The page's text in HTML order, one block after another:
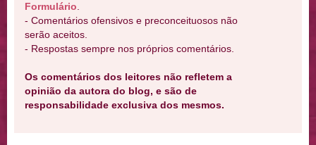
Formulário
- Comentários ofensivos e preconceituosos não
serão aceitos.
- Respostas sempre nos próprios comentários.
Os comentários dos leitores não refletem a
opinião da autora do blog, e são de
responsabilidade exclusiva dos mesmos.